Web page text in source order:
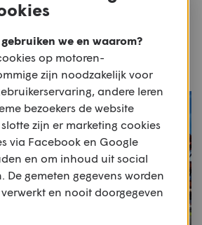
voor deze
we en waarom?
op motoren-
zijn noodzakelijk voor
andere leren
bezoekers de website
zijn er marketing cookies
via Facebook en Google
en om inhoud uit social
De gemeten gegevens worden
en nooit doorgegeven